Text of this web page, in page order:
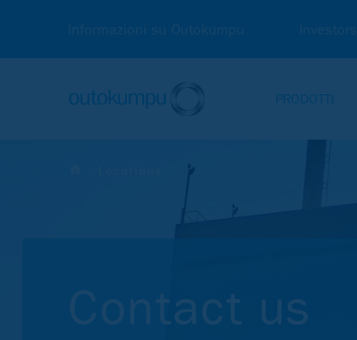
Informazioni su Outokumpu Investors
PRODOTTI
Contact us